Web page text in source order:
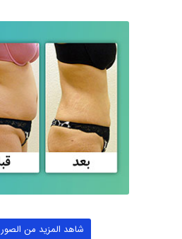
شاهد المزيد من الصور